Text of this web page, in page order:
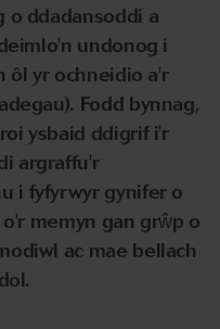
o ddadansoddi a
undonog i
ôl yr ochneidio a'r
Fodd bynnag,
ysbaid ddigrif i'r
argraffu'r
i fyfyrwyr gynifer o
memyn gan grŵp o
ac mae bellach